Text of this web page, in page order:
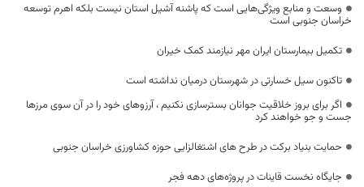
وسعت و منابع ویژگی‌هایی است که پاشنه آشیل استان نیست بلکه اهرم توسعه
خراسان جنوبی است
تکمیل بیمارستان ایران مهر نیازمند کمک خیران
تاکنون سیل خسارتی در شهرستان درمیان نداشته است
اگر برای بروز خلاقیت جوانان بسترسازی نکنیم ، آرزوهای خود را در آن سوی مرزها
جست و جو خواهند کرد
حمایت بنیاد برکت در طرح های اشتغالزایی حوزه کشاورزی خراسان جنوبی
جایگاه نخست قاینات در پروژه‌های دهه فجر